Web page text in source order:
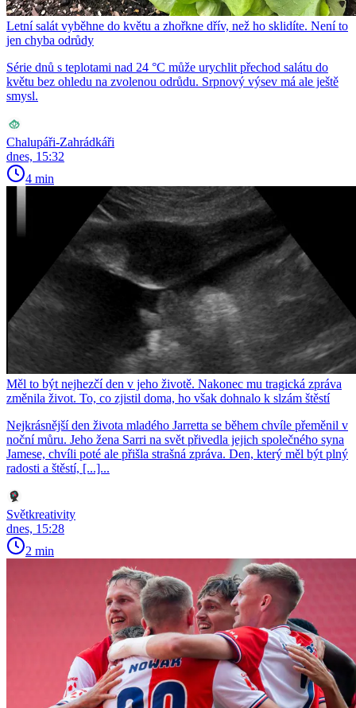
Letní salát vyběhne do květu a zhořkne dřív, než ho sklidíte. Není to
jen chyba odrůdy
Série dnů s teplotami nad 24 °C může urychlit přechod salátu do
květu bez ohledu na zvolenou odrůdu. Srpnový výsev má ale ještě
smysl.
Chalupáři-Zahrádkáři
dnes, 15:32
4 min
Měl to být nejhezčí den v jeho životě. Nakonec mu tragická zpráva
změnila život. To, co zjistil doma, ho však dohnalo k slzám štěstí
Nejkrásnější den života mladého Jarretta se během chvíle přeměnil v
noční můru. Jeho žena Sarri na svět přivedla jejich společného syna
Jamese, chvíli poté ale přišla strašná zpráva. Den, který měl být plný
radosti a štěstí, [...]...
Světkreativity
dnes, 15:28
2 min